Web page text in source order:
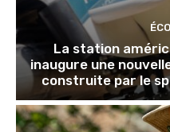
La station
inaugure une
construite par le